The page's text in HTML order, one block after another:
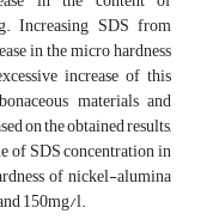
Increasing SDS from
in the micro hardness
increase of this
materials and
on the obtained results,
of SDS concentration in
of nickel-alumina
150mg/l.